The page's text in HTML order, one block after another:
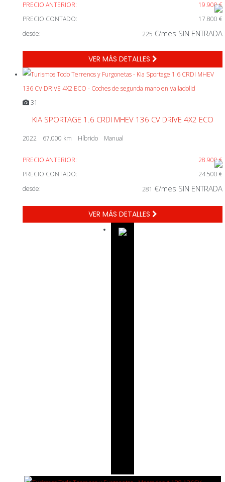
PRECIO ANTERIOR:
19.900 €
PRECIO CONTADO:
17.800 €
desde:
225 €/mes SIN ENTRADA
VER MÁS DETALLES
31
KIA SPORTAGE 1.6 CRDI MHEV 136 CV DRIVE 4X2 ECO
2022 67.000 km Híbrido Manual
PRECIO ANTERIOR:
28.900 €
PRECIO CONTADO:
24.500 €
desde:
281 €/mes SIN ENTRADA
VER MÁS DETALLES